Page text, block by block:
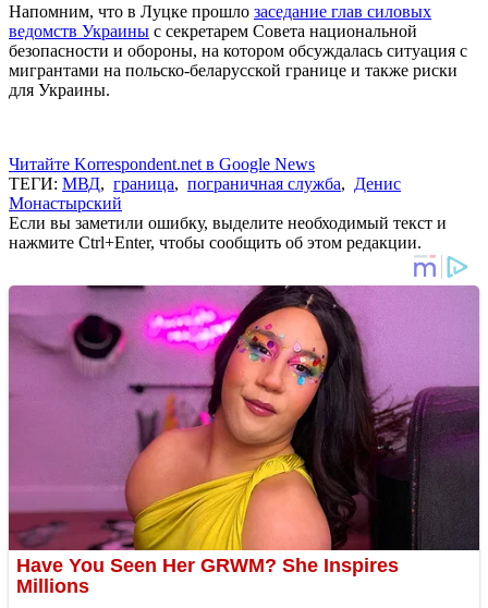
Напомним, что в Луцке прошло заседание глав силовых
ведомств Украины с секретарем Совета национальной
безопасности и обороны, на котором обсуждалась ситуация с
мигрантами на польско-беларусской границе и также риски
для Украины.
Читайте Korrespondent.net в Google News
ТЕГИ: МВД, граница, пограничная служба, Денис
Монастырский
Если вы заметили ошибку, выделите необходимый текст и
нажмите Ctrl+Enter, чтобы сообщить об этом редакции.